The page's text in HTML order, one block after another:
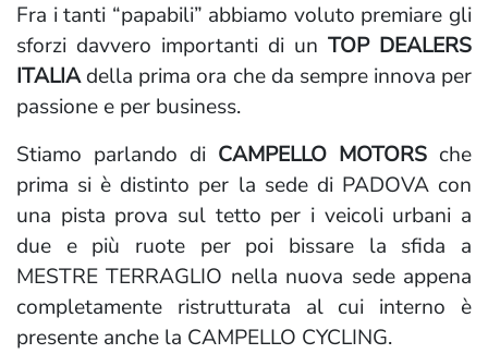
Fra i tanti “papabili” abbiamo voluto premiare gli
sforzi davvero importanti di un TOP DEALERS
ITALIAdella prima ora che da sempre innova per
passione e per business.
Stiamo parlando di CAMPELLO MOTORS che
prima si è distinto per la sede di PADOVA con
una pista prova sul tetto per i veicoli urbani a
due e più ruote per poi bissare la sfida a
MESTRE TERRAGLIO nella nuova sede appena
completamente ristrutturata al cui interno è
presente anche la CAMPELLO CYCLING.